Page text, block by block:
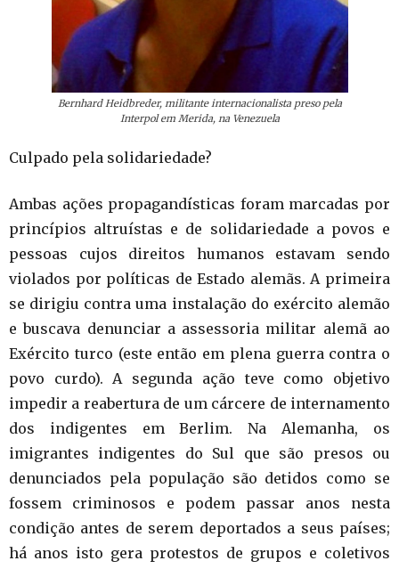
Bernhard Heidbreder, militante internacionalista preso pela
Interpol em Merida, na Venezuela
Culpado pela solidariedade?
Ambas ações propagandísticas foram marcadas por
princípios altruístas e de solidariedade a povos e
pessoas cujos direitos humanos estavam sendo
violados por políticas de Estado alemãs. A primeira
se dirigiu contra uma instalação do exército alemão
e buscava denunciar a assessoria militar alemã ao
Exército turco (este então em plena guerra contra o
povo curdo). A segunda ação teve como objetivo
impedir a reabertura de um cárcere de internamento
dos indigentes em Berlim. Na Alemanha, os
imigrantes indigentes do Sul que são presos ou
denunciados pela população são detidos como se
fossem criminosos e podem passar anos nesta
condição antes de serem deportados a seus países;
há anos isto gera protestos de grupos e coletivos